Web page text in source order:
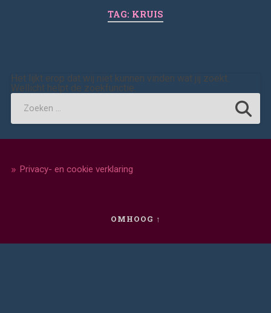
TAG: KRUIS
Het lijkt erop dat wij niet kunnen vinden wat jij zoekt.
Wellicht helpt de zoekfunctie.
Privacy- en cookie verklaring
OMHOOG ↑